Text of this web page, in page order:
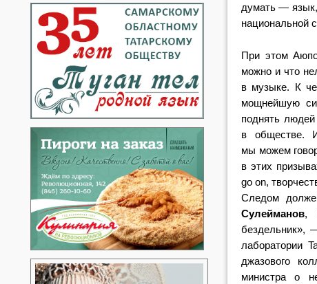
думать — язык,
национальной
При этом
можно и что
в музыке. К
мощнейшую
поднять
в обществе.
мы можем
в этих
go on,
Следом
Сулейманов,
бездельник»,
лаборатории
джазового
министра о